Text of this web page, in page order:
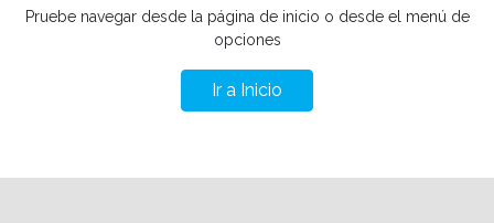
Pruebe navegar desde la página de inicio o desde el menú de
opciones
Ir a Inicio